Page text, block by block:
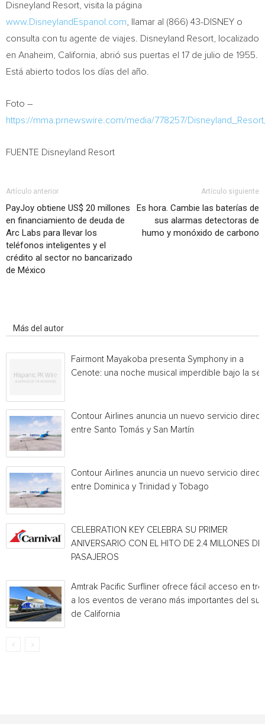
Disneyland Resort, visita la página
www.DisneylandEspanol.com , llamar al (866) 43-DISNEY o
consulta con tu agente de viajes. Disneyland Resort, localizado
en Anaheim, California , abrió sus puertas el 17 de julio de 1955.
Está abierto todos los días del año.
Foto –
https://mma.prnewswire.com/media/778257/
FUENTE Disneyland Resort
Artículo anterior
PayJoy obtiene US$ 20 millones
en financiamiento de deuda de
Arc Labs para llevar los
teléfonos inteligentes y el
crédito al sector no bancarizado
de México
Artículo siguiente
Es hora. Cambie las baterías de
sus alarmas detectoras de
humo y monóxido de carbono
Más del autor
Fairmont Mayakoba presenta Symphony in a
Cenote: una noche musical imperdible bajo la
Contour Airlines anuncia un nuevo servicio
entre Santo Tomás y San Martín
Contour Airlines anuncia un nuevo servicio
entre Dominica y Trinidad y Tobago
CELEBRATION KEY CELEBRA SU PRIMER
ANIVERSARIO CON EL HITO DE 2.4 MILLONES DE
PASAJEROS
Amtrak Pacific Surfliner ofrece fácil acceso en
a los eventos de verano más importantes del sur
de California